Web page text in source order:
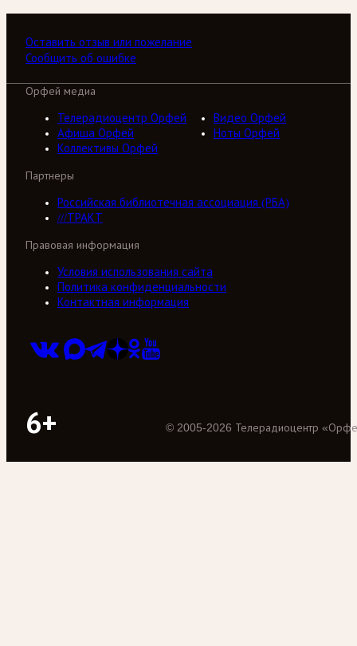
Оставить отзыв или пожелание
Сообщить об ошибке
Орфей медиа
Телерадиоцентр Орфей
Видео Орфей
Афиша Орфей
Ноты Орфей
Коллективы Орфей
Партнеры
Российская библиотечная ассоциация (РБА)
///ТРАКТ
Правовая информация
Условия использования сайта
Политика конфиденциальности
Контактная информация
6+ © 2005-2026 Телерадиоцентр